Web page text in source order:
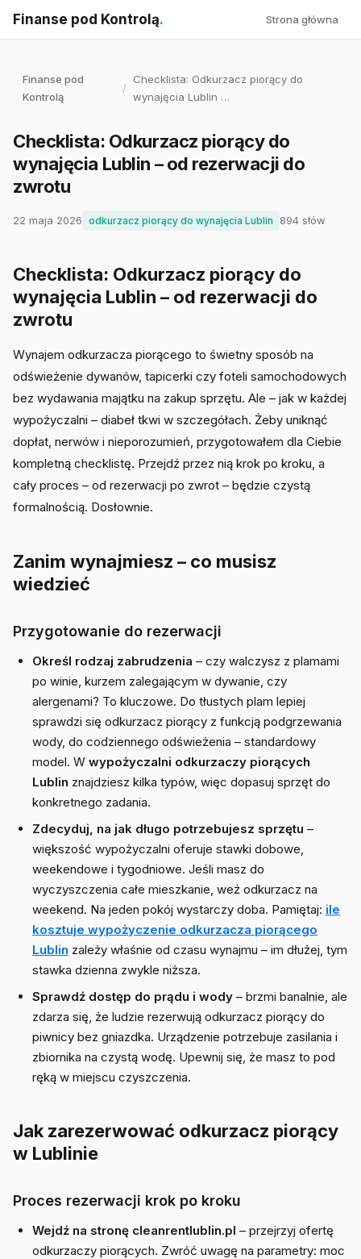
Finanse pod Kontrolą. Strona główna
Finanse pod
Kontrolą
/
Checklista: Odkurzacz piorący do
wynajęcia Lublin …
Checklista: Odkurzacz piorący do
wynajęcia Lublin – od rezerwacji do
zwrotu
22 maja 2026 odkurzacz piorący do wynajęcia Lublin 894 słów
Checklista: Odkurzacz piorący do
wynajęcia Lublin – od rezerwacji do
zwrotu
Wynajem odkurzacza piorącego to świetny sposób na
odświeżenie dywanów, tapicerki czy foteli samochodowych
bez wydawania majątku na zakup sprzętu. Ale – jak w każdej
wypożyczalni – diabeł tkwi w szczegółach. Żeby uniknąć
dopłat, nerwów i nieporozumień, przygotowałem dla Ciebie
kompletną checklistę. Przejdź przez nią krok po kroku, a
cały proces – od rezerwacji po zwrot – będzie czystą
formalnością. Dosłownie.
Zanim wynajmiesz – co musisz
wiedzieć
Przygotowanie do rezerwacji
Określ rodzaj zabrudzenia – czy walczysz z plamami
po winie, kurzem zalegającym w dywanie, czy
alergenami? To kluczowe. Do tłustych plam lepiej
sprawdzi się odkurzacz piorący z funkcją podgrzewania
wody, do codziennego odświeżenia – standardowy
model. W wypożyczalni odkurzaczy piorących
Lublin znajdziesz kilka typów, więc dopasuj sprzęt do
konkretnego zadania.
Zdecyduj, na jak długo potrzebujesz sprzętu –
większość wypożyczalni oferuje stawki dobowe,
weekendowe i tygodniowe. Jeśli masz do
wyczyszczenia całe mieszkanie, weź odkurzacz na
weekend. Na jeden pokój wystarczy doba. Pamiętaj: ile
kosztuje wypożyczenie odkurzacza piorącego
Lublin zależy właśnie od czasu wynajmu – im dłużej, tym
stawka dzienna zwykle niższa.
Sprawdź dostęp do prądu i wody – brzmi banalnie, ale
zdarza się, że ludzie rezerwują odkurzacz piorący do
piwnicy bez gniazdka. Urządzenie potrzebuje zasilania i
zbiornika na czystą wodę. Upewnij się, że masz to pod
ręką w miejscu czyszczenia.
Jak zarezerwować odkurzacz piorący
w Lublinie
Proces rezerwacji krok po kroku
Wejdź na stronę cleanrentlublin.pl – przejrzyj ofertę
odkurzaczy piorących. Zwróć uwagę na parametry: moc